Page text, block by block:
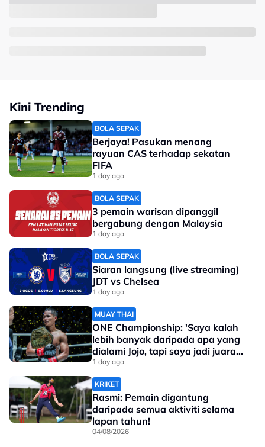
Kini Trending
BOLA SEPAK
Berjaya! Pasukan menang
rayuan CAS terhadap sekatan
FIFA
1 day ago
BOLA SEPAK
3 pemain warisan dipanggil
bergabung dengan Malaysia
1 day ago
BOLA SEPAK
Siaran langsung (live streaming)
JDT vs Chelsea
1 day ago
MUAY THAI
ONE Championship: 'Saya kalah
lebih banyak daripada apa yang
dialami Jojo, tapi saya jadi juara
dunia'
1 day ago
KRIKET
Rasmi: Pemain digantung
daripada semua aktiviti selama
lapan tahun!
04/08/2026